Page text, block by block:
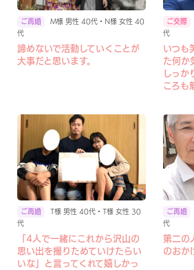
M様 男性 40代・N様 女性 40
代
諦めないで活動していくことが
大事だと思います。
代
いつも
た何か
しっか
ころも
T様 男性 40代・T様 女性 30
代
「4人で一緒にこれから沢山の
思い出を撮りためていけたらい
いな」と言ってくれて嬉しかっ
代
第二の
のおか